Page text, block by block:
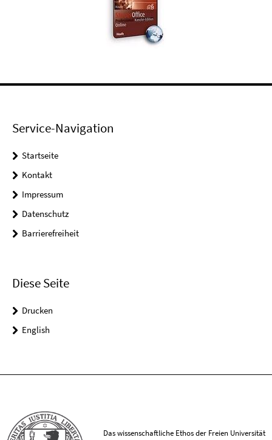
Service-Navigation
Startseite
Kontakt
Impressum
Datenschutz
Barrierefreiheit
Diese Seite
Drucken
English
Das wissenschaftliche Ethos der Freien Universität